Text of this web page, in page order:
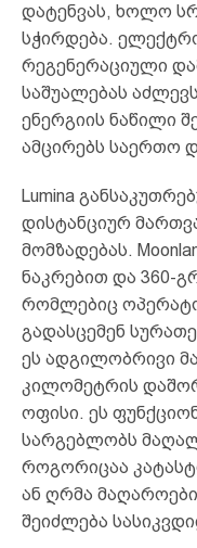
დატენვას, ხოლო
სჭირდება.
რეგენერაციული
საშუალებას
ენერგიის ნაწილი
ამცირებს საერთო
Lumina
დისტანციურ
მომზადებას.
ნაკრებით და 360-
რომლებიც
გადასცემენ
ეს ადგილობრივი
კილომეტრის
ოფისი. ეს
სარგებლობს
როგორიცაა
ან ღრმა
შეიძლება